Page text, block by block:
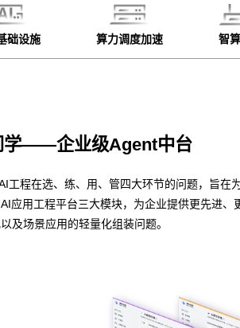
础设施 算力调度加速 智
学——企业级Agent中台
程在选、练、用、管四大环节的问题，旨在
应用工程平台三大模块，为企业提供更先进
及场景应用的轻量化组装问题。